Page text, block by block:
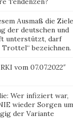
Ausmaß die Ziele
der deutschen und
unterstützt, darf
Trottel“ bezeichnen.
vom 07.07.2022″
Wer infiziert war,
wieder Sorgen um
der Variante